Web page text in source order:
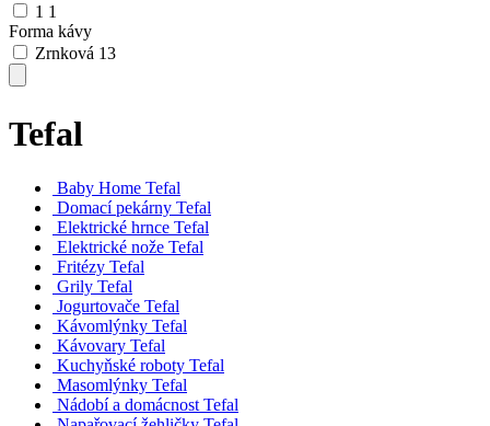
1 1
Forma kávy
Zrnková 13
Tefal
Baby Home Tefal
Domací pekárny Tefal
Elektrické hrnce Tefal
Elektrické nože Tefal
Fritézy Tefal
Grily Tefal
Jogurtovače Tefal
Kávomlýnky Tefal
Kávovary Tefal
Kuchyňské roboty Tefal
Masomlýnky Tefal
Nádobí a domácnost Tefal